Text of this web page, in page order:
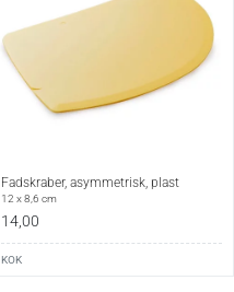
Fadskraber, asymmetrisk, plast
12 x 8,6 cm
14,00
KOK